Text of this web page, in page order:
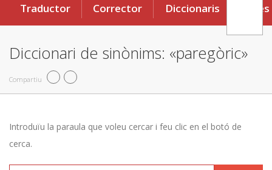
Traductor Corrector Diccionaris Eines
Diccionari de sinònims: «paregòric»
Compartiu
Introduïu la paraula que voleu cercar i feu clic en el botó de
cerca.